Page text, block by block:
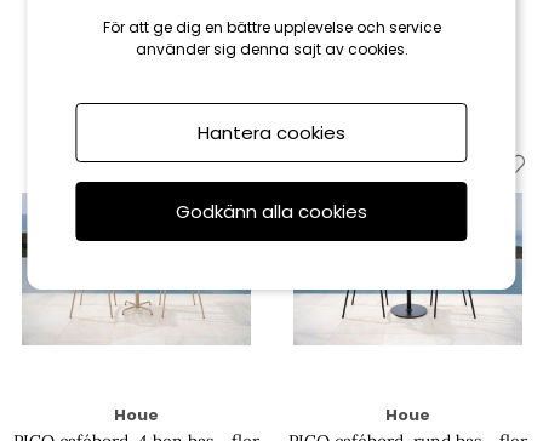
Houe Houe
För att ge dig en bättre upplevelse och service
använder sig denna sajt av cookies.
Hantera cookies
Godkänn alla cookies